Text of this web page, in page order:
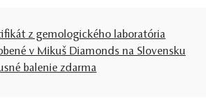
z gemologického laboratória
v Mikuš Diamonds na Slovensku
balenie zdarma